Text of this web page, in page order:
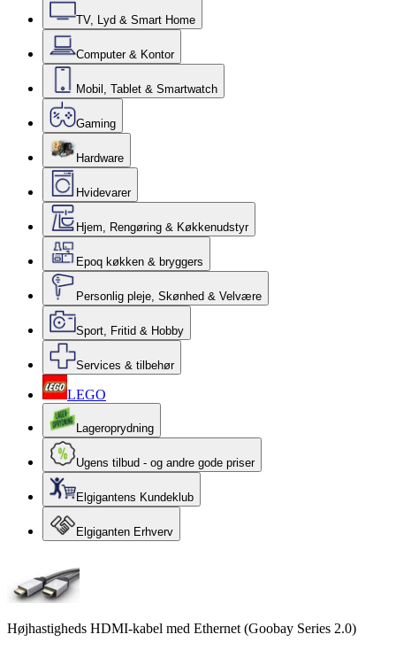
TV, Lyd & Smart Home
Computer & Kontor
Mobil, Tablet & Smartwatch
Gaming
Hardware
Hvidevarer
Hjem, Rengøring & Køkkenudstyr
Epoq køkken & bryggers
Personlig pleje, Skønhed & Velvære
Sport, Fritid & Hobby
Services & tilbehør
LEGO
Lageroprydning
Ugens tilbud - og andre gode priser
Elgigantens Kundeklub
Elgiganten Erhverv
Højhastigheds HDMI-kabel med Ethernet (Goobay Series 2.0)